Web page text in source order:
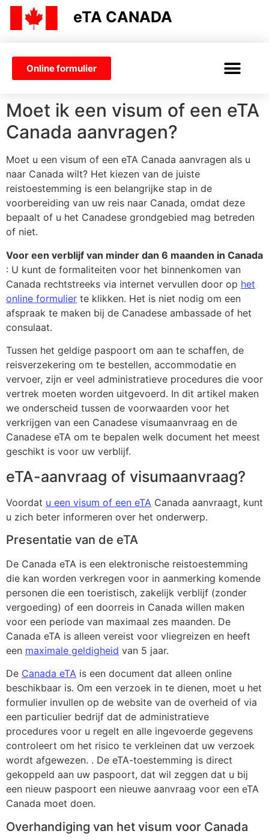
eTA CANADA
Online formulier
Moet ik een visum of een eTA
Canada aanvragen?
Moet u een visum of een eTA Canada aanvragen als u
naar Canada wilt? Het kiezen van de juiste
reistoestemming is een belangrijke stap in de
voorbereiding van uw reis naar Canada, omdat deze
bepaalt of u het Canadese grondgebied mag betreden
of niet.
Voor een verblijf van minder dan 6 maanden in Canada
: U kunt de formaliteiten voor het binnenkomen van
Canada rechtstreeks via internet vervullen door op het
online formulier te klikken. Het is niet nodig om een
afspraak te maken bij de Canadese ambassade of het
consulaat.
Tussen het geldige paspoort om aan te schaffen, de
reisverzekering om te bestellen, accommodatie en
vervoer, zijn er veel administratieve procedures die voor
vertrek moeten worden uitgevoerd. In dit artikel maken
we onderscheid tussen de voorwaarden voor het
verkrijgen van een Canadese visumaanvraag en de
Canadese eTA om te bepalen welk document het meest
geschikt is voor uw verblijf.
eTA-aanvraag of visumaanvraag?
Voordat u een visum of een eTA Canada aanvraagt, kunt
u zich beter informeren over het onderwerp.
Presentatie van de eTA
De Canada eTA is een elektronische reistoestemming
die kan worden verkregen voor in aanmerking komende
personen die een toeristisch, zakelijk verblijf (zonder
vergoeding) of een doorreis in Canada willen maken
voor een periode van maximaal zes maanden. De
Canada eTA is alleen vereist voor vliegreizen en heeft
een maximale geldigheid van 5 jaar.
De Canada eTA is een document dat alleen online
beschikbaar is. Om een verzoek in te dienen, moet u het
formulier invullen op de website van de overheid of via
een particulier bedrijf dat de administratieve
procedures voor u regelt en alle ingevoerde gegevens
controleert om het risico te verkleinen dat uw verzoek
wordt afgewezen. . De eTA-toestemming is direct
gekoppeld aan uw paspoort, dat wil zeggen dat u bij
een nieuw paspoort een nieuwe aanvraag voor een eTA
Canada moet doen.
Overhandiging van het visum voor Canada